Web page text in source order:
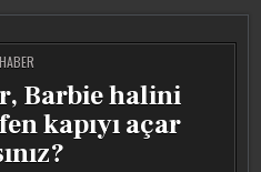
POSTED
IN
HABER
Barbie halini
kapıyı açar